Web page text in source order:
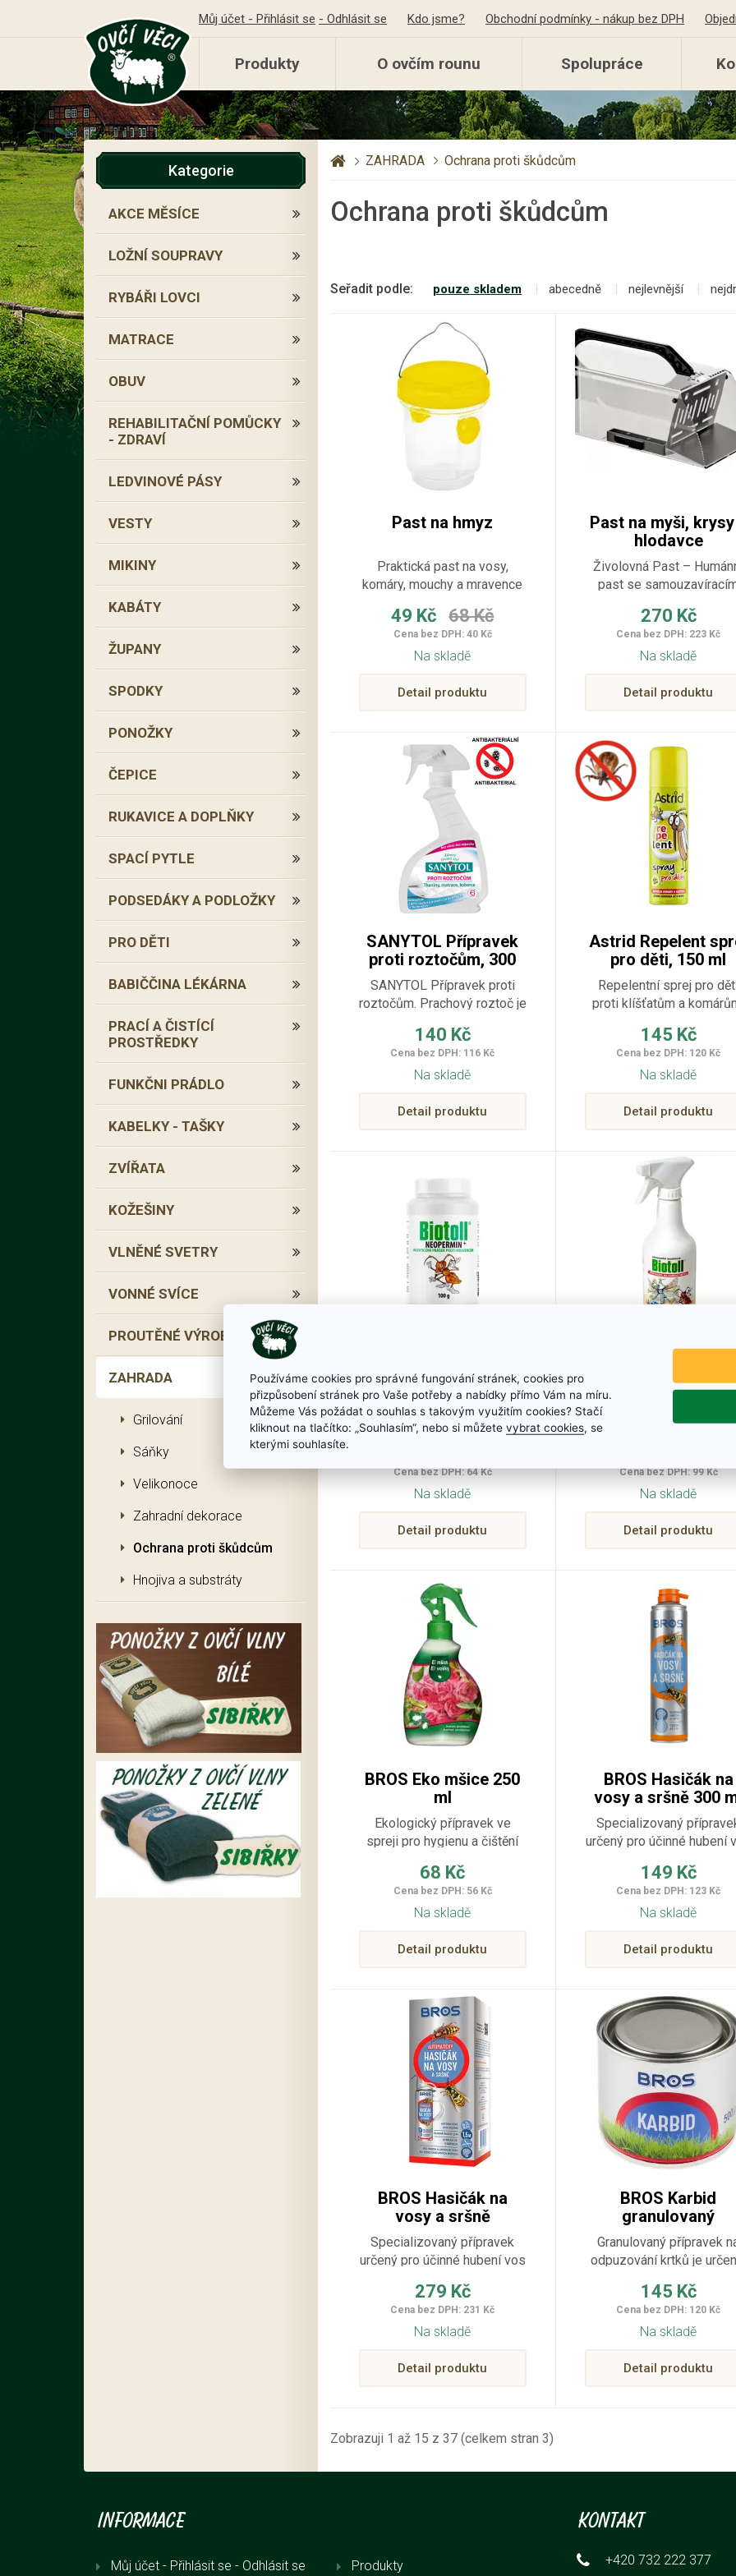
Můj účet - Přihlásit se - Odhlásit se Kdo jsme? Obchodní podmínky - nákup bez DPH
Produkty O ovčím rounu Spolupráce
Kategorie
AKCE MĚSÍCE
LOŽNÍ SOUPRAVY
RYBÁŘI LOVCI
MATRACE
OBUV
REHABILITAČNÍ POMŮCKY
- ZDRAVÍ
LEDVINOVÉ PÁSY
VESTY
MIKINY
KABÁTY
ŽUPANY
SPODKY
PONOŽKY
ČEPICE
RUKAVICE A DOPLŇKY
SPACÍ PYTLE
PODSEDÁKY A PODLOŽKY
PRO DĚTI
BABIČČINA LÉKÁRNA
PRACÍ A ČISTÍCÍ
PROSTŘEDKY
FUNKČNI PRÁDLO
KABELKY - TAŠKY
ZVÍŘATA
KOŽEŠINY
VLNĚNÉ SVETRY
VONNÉ SVÍCE
PROUTĚNÉ VÝROBKY
ZAHRADA
Grilování
Sáňky
Velikonoce
Zahradní dekorace
Ochrana proti škůdcům
Hnojiva a substráty
ZAHRADA Ochrana proti škůdcům
Ochrana proti škůdcům
Seřadit podle: pouze skladem abecedně nejlevnější
Past na hmyz
Praktická past na vosy,
komáry, mouchy a mravence
zahradu, terasu, balkon nebo
altán.
49 Kč 68 Kč
Cena bez DPH: 40 Kč
Na skladě
Detail produktu
Past na myši,
hlodavce
Živolovná Past –
past se
270 Kč
Cena bez DPH: 223 Kč
Na skladě
Detail produktu
SANYTOL Přípravek
proti roztočům, 300
ml
SANYTOL Přípravek proti
roztočům. Prachový roztoč je
alergií a alergických reakcí.
140 Kč
Cena bez DPH: 116 Kč
Na skladě
Detail produktu
Astrid Repelent
pro děti, 150 ml
Repelentní sprej pro
proti klíšťatům a
145 Kč
Cena bez DPH: 120 Kč
Na skladě
Detail produktu
Prášek proti
mravencům, 100 g
Biotoll prášek – účinný
kontaktní insekticid proti
mravencům, mouchám a
Cena bez DPH: 64 Kč
Na skladě
Detail produktu
Biotoll Univerzál
hubení hmyzu 500
Biotoll Univerzal
přípravek na hubení
létajícího (mouchy, komáři,
moli, mušky atd.) a
(mravenci, švábi, blechy,
rybenky, atd.) v obytných
prostorech a sklepech.
Přípravek je schválen
použití v potravinářských
provozech.
Cena bez DPH: 99 Kč
Na skladě
Detail produktu
BROS Eko mšice 250
ml
Ekologický přípravek ve
spreji pro hygienu a čištění
68 Kč
Cena bez DPH: 56 Kč
Na skladě
Detail produktu
BROS Hasičák na
vosy a sršně 300
Specializovaný
určený pro účinné hubení
149 Kč
Cena bez DPH: 123 Kč
Na skladě
Detail produktu
BROS Hasičák na
vosy a sršně
automatický 400 ml
Specializovaný přípravek
určený pro účinné hubení vos
279 Kč
Cena bez DPH: 231 Kč
Na skladě
Detail produktu
BROS Karbid
granulovaný
odpuzovač krtků
g
Granulovaný přípravek
odpuzování krtků je
ploch apod.
145 Kč
Cena bez DPH: 120 Kč
Na skladě
Detail produktu
Zobrazuji 1 až 15 z 37 (celkem stran 3)
Informace
Můj účet - Přihlásit se - Odhlásit se Produkty
Kontakt
+420 732 222 377
Používáme cookies pro správné fungování stránek, cookies pro
přizpůsobení stránek pro Vaše potřeby a nabídky přímo Vám na míru.
Můžeme Vás požádat o souhlas s takovým využitím cookies? Stačí
kliknout na tlačítko: „Souhlasím“, nebo si můžete vybrat cookies, se
kterými souhlasíte.